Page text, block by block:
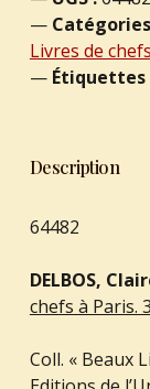
Livres de chefs
Étiquettes
Description
64482
DELBOS,
chefs à Paris.
Coll. « Beaux